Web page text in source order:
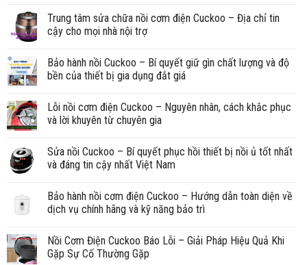
Trung tâm sửa chữa nồi cơm điện Cuckoo – Địa chỉ tin
cậy cho mọi nhà nội trợ
Bảo hành nồi Cuckoo – Bí quyết giữ gìn chất lượng và độ
bền của thiết bị gia dụng đắt giá
Lỗi nồi cơm điện Cuckoo – Nguyên nhân, cách khắc phục
và lời khuyên từ chuyên gia
Sửa nồi Cuckoo – Bí quyết phục hồi thiết bị nồi ủ tốt nhất
và đáng tin cậy nhất Việt Nam
Bảo hành nồi cơm điện Cuckoo – Hướng dẫn toàn diện về
dịch vụ chính hãng và kỹ năng bảo trì
Nồi Cơm Điện Cuckoo Báo Lỗi – Giải Pháp Hiệu Quả Khi
Gặp Sự Cố Thường Gặp